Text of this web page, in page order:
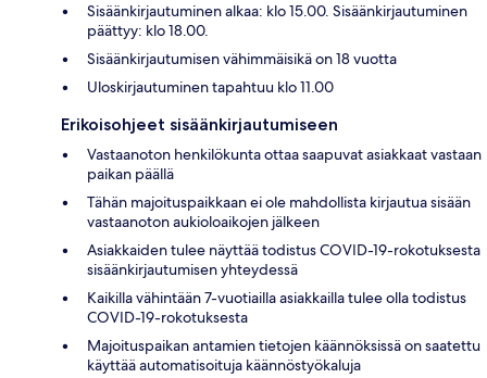
Sisäänkirjautuminen alkaa: klo 15.00. Sisäänkirjautuminen
päättyy: klo 18.00.
Sisäänkirjautumisen vähimmäisikä on 18 vuotta
Uloskirjautuminen tapahtuu klo 11.00
Erikoisohjeet sisäänkirjautumiseen
Vastaanoton henkilökunta ottaa saapuvat asiakkaat vastaan
paikan päällä
Tähän majoituspaikkaan ei ole mahdollista kirjautua sisään
vastaanoton aukioloaikojen jälkeen
Asiakkaiden tulee näyttää todistus COVID-19-rokotuksesta
sisäänkirjautumisen yhteydessä
Kaikilla vähintään 7-vuotiailla asiakkailla tulee olla todistus
COVID-19-rokotuksesta
Majoituspaikan antamien tietojen käännöksissä on saatettu
käyttää automatisoituja käännöstyökaluja